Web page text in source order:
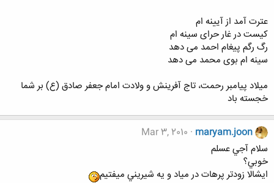
عترت آمد از آیینه ام
کیست در غار حرای سینه ام
رگ رگم پیغام احمد می دهد
سینه ام بوی محمد می دهد
میلاد پیامبر رحمت، تاج آفرینش و ولادت امام جعفر صادق (ع) بر شما
خجسته باد
maryam.joon
Mar 3, 2010
سلام آجي عسلم
خوبي؟
ايشالا زودتر پرهات در مياد و يه شيريني ميفتيم